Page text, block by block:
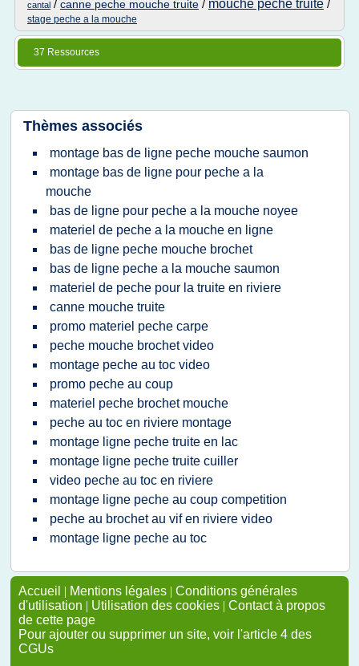
cantal / canne peche mouche truite / mouche peche truite /
stage peche a la mouche
37 Ressources
Thèmes associés
montage bas de ligne peche mouche saumon
montage bas de ligne pour peche a la
mouche
bas de ligne pour peche a la mouche noyee
materiel de peche a la mouche en ligne
bas de ligne peche mouche brochet
bas de ligne peche a la mouche saumon
materiel de peche pour la truite en riviere
canne mouche truite
promo materiel peche carpe
peche mouche brochet video
montage peche au toc video
promo peche au coup
materiel peche brochet mouche
peche au toc en riviere montage
montage ligne peche truite en lac
montage ligne peche truite cuiller
video peche au toc en riviere
montage ligne peche au coup competition
peche au brochet au vif en riviere video
montage ligne peche au toc
Accueil | Mentions légales | Conditions générales
d'utilisation | Utilisation des cookies | Contact à propos
de cette page
Pour ajouter ou supprimer un site, voir l'article 4 des
CGUs